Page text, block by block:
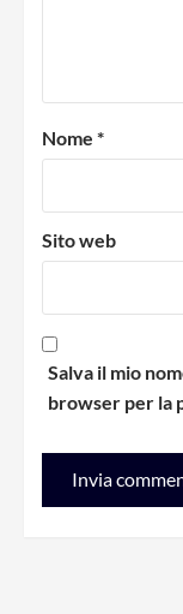
Nome *
Sito web
Salva il mio
browser per la